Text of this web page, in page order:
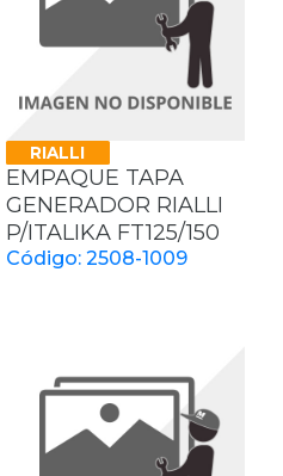
RIALLI
EMPAQUE TAPA
GENERADOR RIALLI
P/ITALIKA FT125/150
Código: 2508-1009